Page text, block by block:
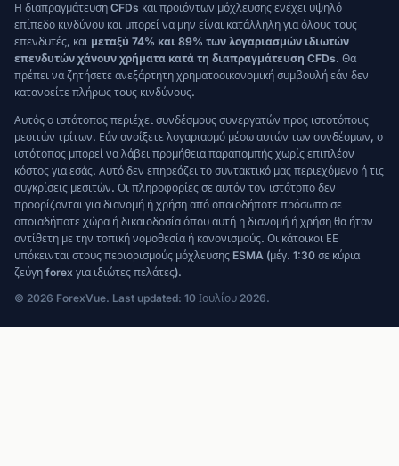
Η διαπραγμάτευση CFDs και προϊόντων μόχλευσης ενέχει υψηλό
επίπεδο κινδύνου και μπορεί να μην είναι κατάλληλη για όλους τους
επενδυτές, και μεταξύ 74% και 89% των λογαριασμών ιδιωτών
επενδυτών χάνουν χρήματα κατά τη διαπραγμάτευση CFDs. Θα
πρέπει να ζητήσετε ανεξάρτητη χρηματοοικονομική συμβουλή εάν δεν
κατανοείτε πλήρως τους κινδύνους.
Αυτός ο ιστότοπος περιέχει συνδέσμους συνεργατών προς ιστοτόπους
μεσιτών τρίτων. Εάν ανοίξετε λογαριασμό μέσω αυτών των συνδέσμων, ο
ιστότοπος μπορεί να λάβει προμήθεια παραπομπής χωρίς επιπλέον
κόστος για εσάς. Αυτό δεν επηρεάζει το συντακτικό μας περιεχόμενο ή τις
συγκρίσεις μεσιτών. Οι πληροφορίες σε αυτόν τον ιστότοπο δεν
προορίζονται για διανομή ή χρήση από οποιοδήποτε πρόσωπο σε
οποιαδήποτε χώρα ή δικαιοδοσία όπου αυτή η διανομή ή χρήση θα ήταν
αντίθετη με την τοπική νομοθεσία ή κανονισμούς. Οι κάτοικοι ΕΕ
υπόκεινται στους περιορισμούς μόχλευσης ESMA (μέγ. 1:30 σε κύρια
ζεύγη forex για ιδιώτες πελάτες).
© 2026 ForexVue. Last updated: 10 Ιουλίου 2026.